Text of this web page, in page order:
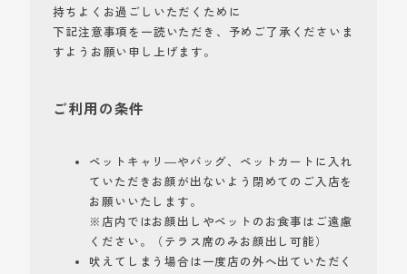
持ちよくお過ごしいただくために
下記注意事項を一読いただき、予めご了承くださいま
すようお願い申し上げます。
ご利用の条件
ペットキャリ―やバッグ、ペットカートに入れ
ていただきお顔が出ないよう閉めてのご入店を
お願いいたします。
※店内ではお顔出しやペットのお食事はご遠慮
ください。（テラス席のみお顔出し可能）
吠えてしまう場合は一度店の外へ出ていただく